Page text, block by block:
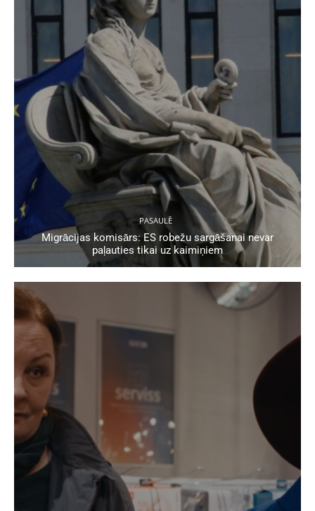
PASAULĒ
Migrācijas komisārs: ES robežu sargāšanai nevar
paļauties tikai uz kaimiņiem